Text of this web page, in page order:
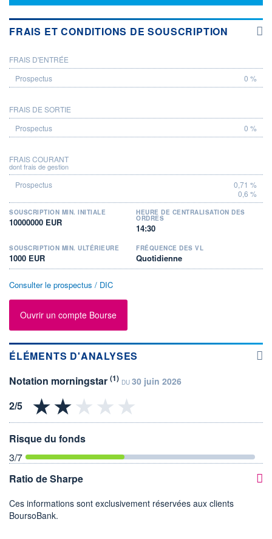
FRAIS ET CONDITIONS DE SOUSCRIPTION
PROSPECTUS
FRAIS D'ENTRÉE
0 %
FRAIS DE SORTIE
0 %
FRAIS COURANT
dont frais de gestion
0,71 %
0,6 %
SOUSCRIPTION MIN. INITIALE
10000000 EUR
HEURE DE CENTRALISATION DES
ORDRES
14:30
SOUSCRIPTION MIN. ULTÉRIEURE
1000 EUR
FRÉQUENCE DES VL
Quotidienne
Consulter le prospectus / DIC
Ouvrir un compte Bourse
ÉLÉMENTS D'ANALYSES
Notation morningstar (1) DU 30 juin 2026
Risque du fonds
3/7
Ratio de Sharpe
Ces informations sont exclusivement réservées aux clients
BoursoBank.